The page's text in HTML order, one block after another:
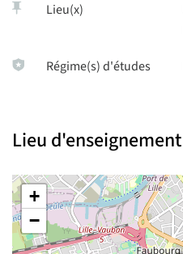
Lieu(x)
Régime(s) d'études
Lieu d'enseignement
+
−